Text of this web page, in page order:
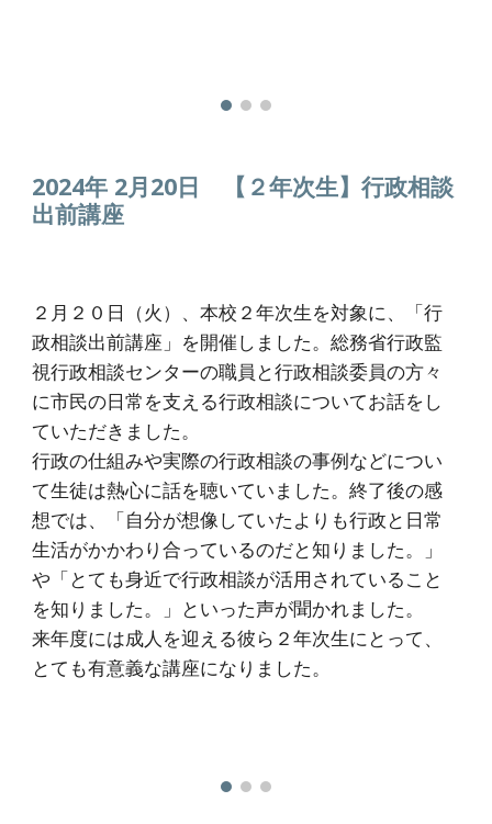
2024年 2月20日
【２年次生】行政相談
出前講座
２月２０日（火）、本校２年次生を対象に、「行
政相談出前講座」を開催しました。総務省行政監
視行政相談センターの職員と行政相談委員の方々
に市民の日常を支える行政相談についてお話をし
ていただきました。
行政の仕組みや実際の行政相談の事例などについ
て生徒は熱心に話を聴いていました。終了後の感
想では、「自分が想像していたよりも行政と日常
生活がかかわり合っているのだと知りました。」
や「とても身近で行政相談が活用されていること
を知りました。」といった声が聞かれました。
来年度には成人を迎える彼ら２年次生にとって、
とても有意義な講座になりました。